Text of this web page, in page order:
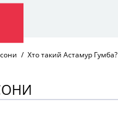
Хто такий Астамур Гумба?